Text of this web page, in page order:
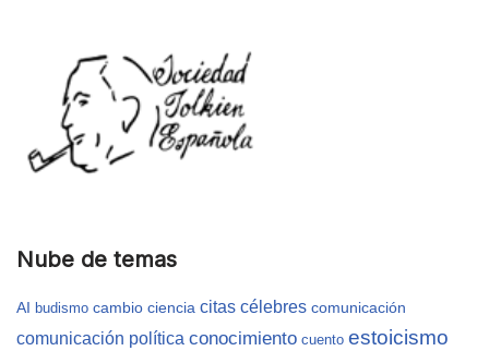
Nube de temas
AI budismo cambio ciencia citas célebres comunicación
comunicación política conocimiento cuento estoicismo